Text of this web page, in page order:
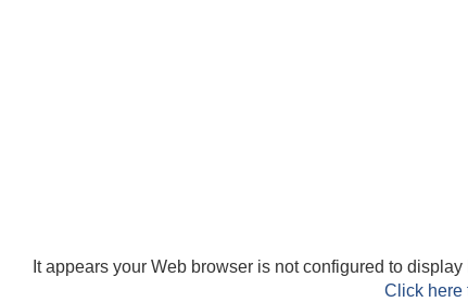
It appears your Web browser is not configured to display
Click here